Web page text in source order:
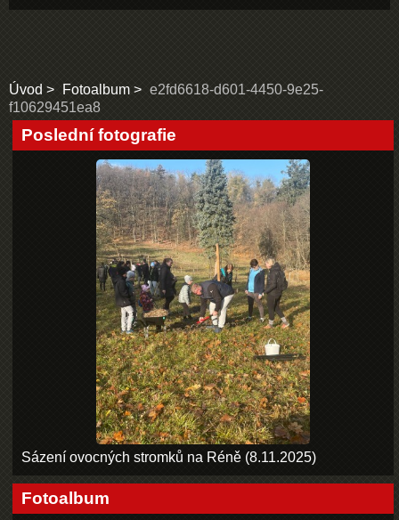
Úvod Fotoalbum
e2fd6618-d601-4450-9e25-
f10629451ea8
Poslední fotografie
Sázení ovocných stromků na Réně (8.11.2025)
Fotoalbum